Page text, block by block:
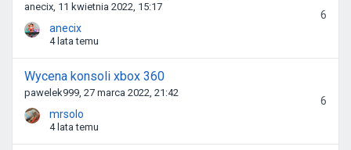
anecix, 11 kwietnia 2022, 15:17
anecix
4 lata temu
6
Wycena konsoli xbox 360
pawelek999, 27 marca 2022, 21:42
mrsolo
4 lata temu
6